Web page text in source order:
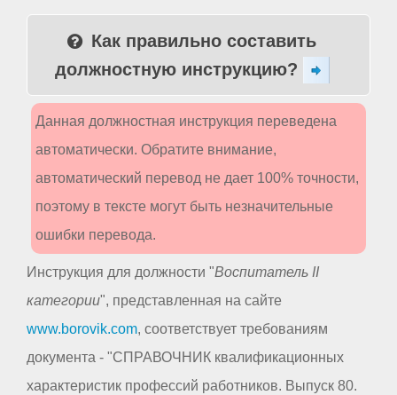
Как правильно составить
должностную инструкцию?
Данная должностная инструкция переведена
автоматически. Обратите внимание,
автоматический перевод не дает 100% точности,
поэтому в тексте могут быть незначительные
ошибки перевода.
Инструкция для должности "Воспитатель II
категории", представленная на сайте
www.borovik.com, соответствует требованиям
документа - "СПРАВОЧНИК квалификационных
характеристик профессий работников. Выпуск 80.